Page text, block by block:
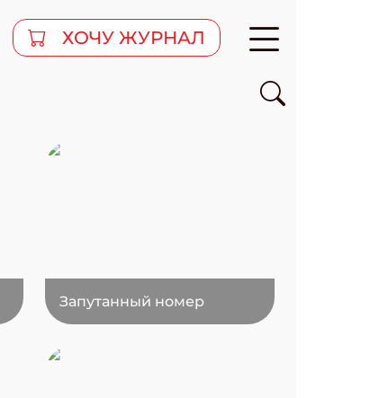
ХОЧУ ЖУРНАЛ
Запутанный номер